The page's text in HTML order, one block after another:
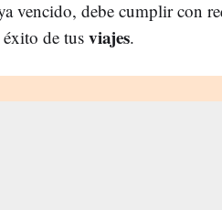
vencido, debe cumplir con
de tus viajes.